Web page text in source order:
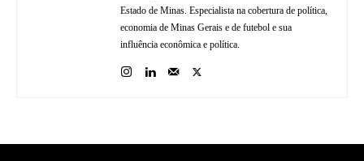
Estado de Minas. Especialista na cobertura de política,
economia de Minas Gerais e de futebol e sua
influência econômica e política.